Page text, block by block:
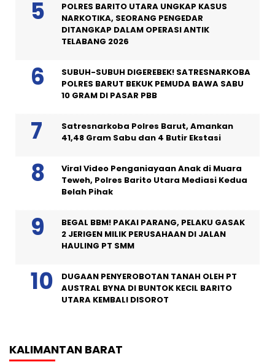
POLRES BARITO UTARA UNGKAP KASUS
NARKOTIKA, SEORANG PENGEDAR
DITANGKAP DALAM OPERASI ANTIK
TELABANG 2026
SUBUH-SUBUH DIGEREBEK! SATRESNARKOBA
POLRES BARUT BEKUK PEMUDA BAWA SABU
10 GRAM DI PASAR PBB
Satresnarkoba Polres Barut, Amankan
41,48 Gram Sabu dan 4 Butir Ekstasi
Viral Video Penganiayaan Anak di Muara
Teweh, Polres Barito Utara Mediasi Kedua
Belah Pihak
BEGAL BBM! PAKAI PARANG, PELAKU GASAK
2 JERIGEN MILIK PERUSAHAAN DI JALAN
HAULING PT SMM
DUGAAN PENYEROBOTAN TANAH OLEH PT
AUSTRAL BYNA DI BUNTOK KECIL BARITO
UTARA KEMBALI DISOROT
KALIMANTAN BARAT